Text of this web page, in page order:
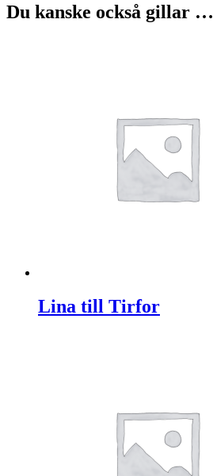
Du kanske också gillar …
Lina till Tirfor